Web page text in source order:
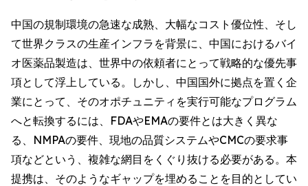
中国の規制環境の急速な成熟、大幅なコスト優位性、そし
て世界クラスの生産インフラを背景に、中国におけるバイ
オ医薬品製造は、世界中の依頼者にとって戦略的な優先事
項として浮上している。しかし、中国国外に拠点を置く企
業にとって、そのオポチュニティを実行可能なプログラム
へと転換するには、FDAやEMAの要件とは大きく異な
る、NMPAの要件、現地の品質システムやCMCの要求事
項などという、複雑な網目をくぐり抜ける必要がある。本
提携は、そのようなギャップを埋めることを目的としてい